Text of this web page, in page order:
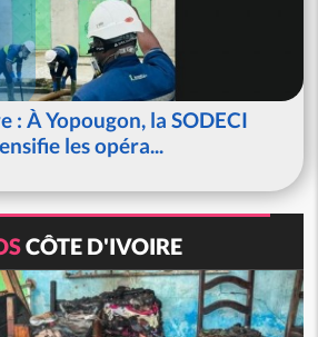
: À Yopougon, la SODECI
les opéra...
CÔTE D'IVOIRE